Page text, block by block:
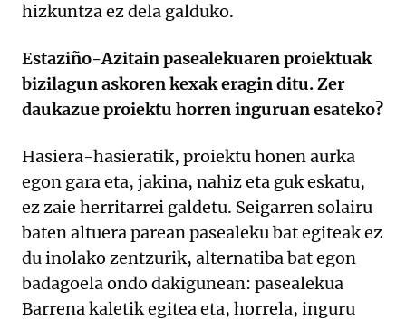
hizkuntza ez dela galduko.
Estaziño-Azitain pasealekuaren proiektuak
bizilagun askoren kexak eragin ditu. Zer
daukazue proiektu horren inguruan esateko?
Hasiera-hasieratik, proiektu honen aurka
egon gara eta, jakina, nahiz eta guk eskatu,
ez zaie herritarrei galdetu. Seigarren solairu
baten altuera parean pasealeku bat egiteak ez
du inolako zentzurik, alternatiba bat egon
badagoela ondo dakigunean: pasealekua
Barrena kaletik egitea eta, horrela, inguru